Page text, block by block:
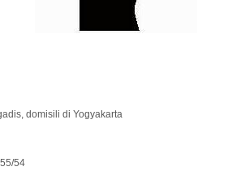
domisili di Yogyakarta
54